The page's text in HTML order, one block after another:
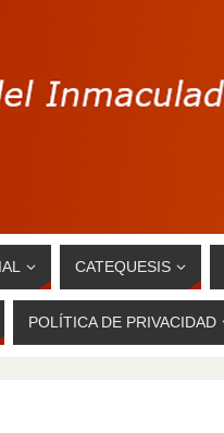
CATEQUESIS
POLÍTICA DE PRIVACIDAD